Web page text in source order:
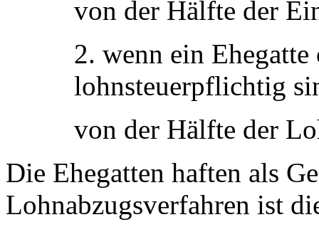
von der Hälfte der
2. wenn ein
lohnsteuerpflichtig
von der Hälfte der
Die Ehegatten haften als
Lohnabzugsverfahren ist